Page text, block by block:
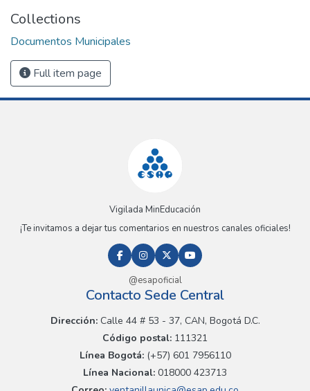
Collections
Documentos Municipales
Full item page
Vigilada MinEducación
¡Te invitamos a dejar tus comentarios en nuestros canales oficiales!
@esapoficial
Contacto Sede Central
Dirección:Calle 44 # 53 - 37, CAN, Bogotá D.C.
Código postal: 111321
Línea Bogotá:(+57) 601 7956110
Línea Nacional: 018000 423713